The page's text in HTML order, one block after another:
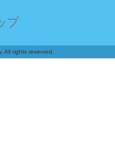
プ
All rights reserved.